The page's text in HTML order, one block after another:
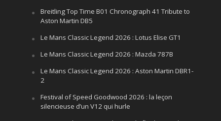
Breitling Top Time B01 Chronograph 41 Tribute to
Aston Martin DB5
Le Mans Classic Legend 2026 : Lotus Elise GT1
Le Mans Classic Legend 2026 : Mazda 787B
Le Mans Classic Legend 2026 : Aston Martin DBR1-
2
Festival of Speed Goodwood 2026 : la leçon
silencieuse d’un V12 qui hurle